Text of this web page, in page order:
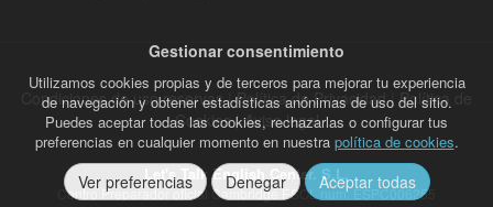
Condiciones de uso reservas|Política de Privacidad|Política de
Cookies|Aviso legal
Let's Talk English Center. S.L.
Centro Preparador oficial Cambridge ESOL num: ESPC006255
Gestionar consentimiento
Utilizamos cookies propias y de terceros para mejorar tu experiencia
de navegación y obtener estadísticas anónimas de uso del sitio.
Puedes aceptar todas las cookies, rechazarlas o configurar tus
preferencias en cualquier momento en nuestra política de cookies.
Ver preferencias Denegar Aceptar todas